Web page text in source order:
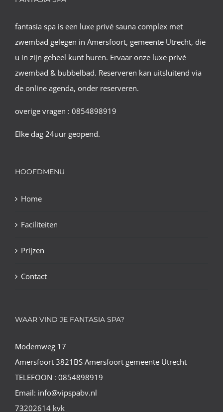
fantasia spa is een luxe privé sauna complex met
zwembad gelegen in Amersfoort, gemeente Utrecht, die
u in zijn geheel kunt huren. Ervaar onze luxe privé
zwembad & bubbelbad. Reserveren kan uitsluitend via
de online agenda, onder reserveren.
overige vragen : 0854898919
Elke dag 24uur geopend.
HOOFDMENU
Home
Faciliteiten
Prijzen
Contact
WAAR VIND JE FANTASIA SPA?
Modemweg 17
Amersfoort 3821BS Amersfoort gemeente Utrecht
TELEFOON : 0854898919
Email: info@vipspabv.nl
73202614 kvk